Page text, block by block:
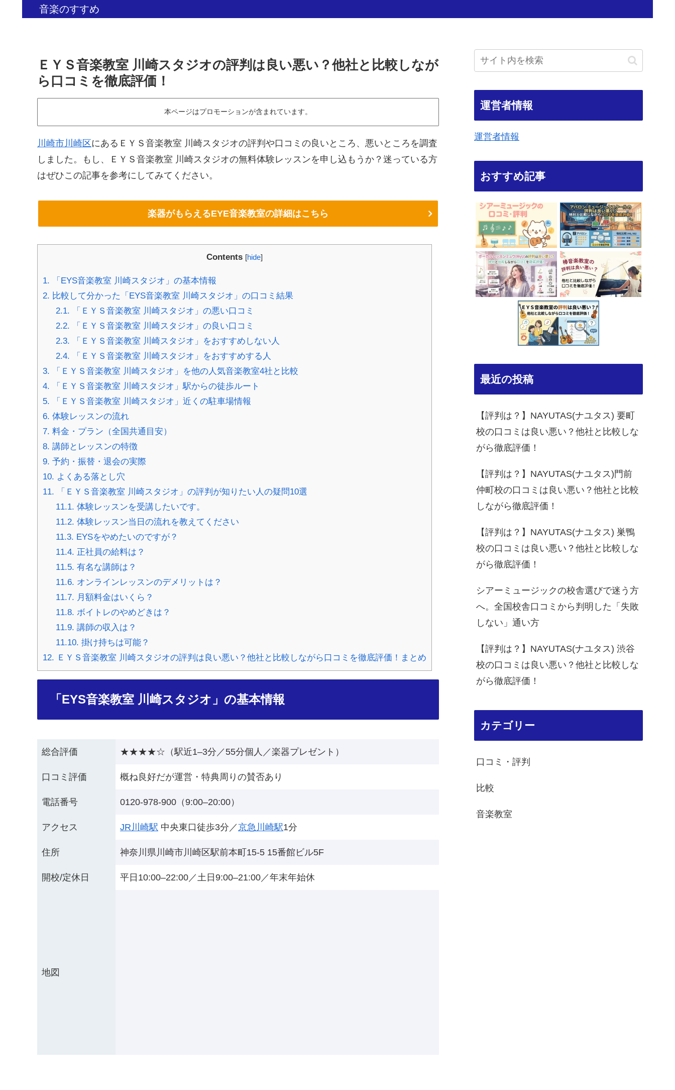
音楽のすすめ
ＥＹＳ音楽教室 川崎スタジオの評判は良い悪い？他社と比較しなが
ら口コミを徹底評価！
本ページはプロモーションが含まれています。
川崎市川崎区にあるＥＹＳ音楽教室 川崎スタジオの評判や口コミの良いところ、悪いところを調査
しました。もし、ＥＹＳ音楽教室 川崎スタジオの無料体験レッスンを申し込もうか？迷っている方
はぜひこの記事を参考にしてみてください。
楽器がもらえるEYE音楽教室の詳細はこちら
Contents [hide]
1. 「EYS音楽教室 川崎スタジオ」の基本情報
2. 比較して分かった「EYS音楽教室 川崎スタジオ」の口コミ結果
2.1. 「ＥＹＳ音楽教室 川崎スタジオ」の悪い口コミ
2.2. 「ＥＹＳ音楽教室 川崎スタジオ」の良い口コミ
2.3. 「ＥＹＳ音楽教室 川崎スタジオ」をおすすめしない人
2.4. 「ＥＹＳ音楽教室 川崎スタジオ」をおすすめする人
3. 「ＥＹＳ音楽教室 川崎スタジオ」を他の人気音楽教室4社と比較
4. 「ＥＹＳ音楽教室 川崎スタジオ」駅からの徒歩ルート
5. 「ＥＹＳ音楽教室 川崎スタジオ」近くの駐車場情報
6. 体験レッスンの流れ
7. 料金・プラン（全国共通目安）
8. 講師とレッスンの特徴
9. 予約・振替・退会の実際
10. よくある落とし穴
11. 「ＥＹＳ音楽教室 川崎スタジオ」の評判が知りたい人の疑問10選
11.1. 体験レッスンを受講したいです。
11.2. 体験レッスン当日の流れを教えてください
11.3. EYSをやめたいのですが？
11.4. 正社員の給料は？
11.5. 有名な講師は？
11.6. オンラインレッスンのデメリットは？
11.7. 月額料金はいくら？
11.8. ボイトレのやめどきは？
11.9. 講師の収入は？
11.10. 掛け持ちは可能？
12. ＥＹＳ音楽教室 川崎スタジオの評判は良い悪い？他社と比較しながら口コミを徹底評価！まとめ
「EYS音楽教室 川崎スタジオ」の基本情報
総合評価 ★★★★☆（駅近1–3分／55分個人／楽器プレゼント）
口コミ評価 概ね良好だが運営・特典周りの賛否あり
電話番号 0120-978-900（9:00–20:00）
アクセス JR川崎駅 中央東口徒歩3分／京急川崎駅1分
住所 神奈川県川崎市川崎区駅前本町15-5 15番館ビル5F
開校/定休日 平日10:00–22:00／土日9:00–21:00／年末年始休
地図
運営者情報
運営者情報
おすすめ記事
最近の投稿
【評判は？】NAYUTAS(ナユタス) 要町
校の口コミは良い悪い？他社と比較しな
がら徹底評価！
【評判は？】NAYUTAS(ナユタス)門前
仲町校の口コミは良い悪い？他社と比較
しながら徹底評価！
【評判は？】NAYUTAS(ナユタス) 巣鴨
校の口コミは良い悪い？他社と比較しな
がら徹底評価！
シアーミュージックの校舎選びで迷う方
へ。全国校舎口コミから判明した「失敗
しない」通い方
【評判は？】NAYUTAS(ナユタス) 渋谷
校の口コミは良い悪い？他社と比較しな
がら徹底評価！
カテゴリー
口コミ・評判
比較
音楽教室